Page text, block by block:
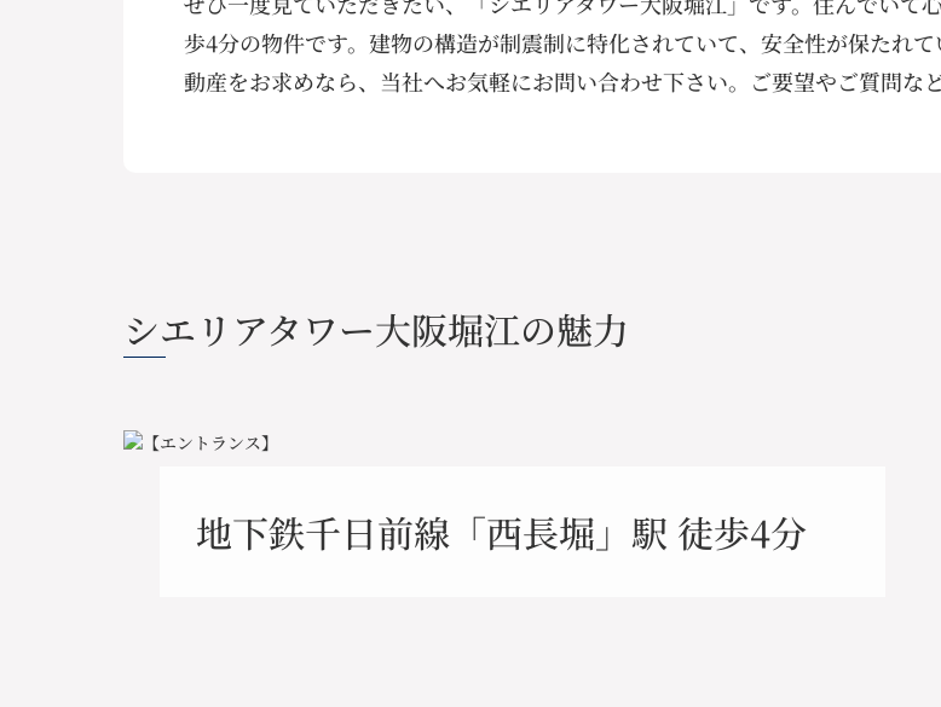
歩4分の物件です。建物の構造が制震制に特化されていて、安全性が保たれ
動産をお求めなら、当社へお気軽にお問い合わせ下さい。ご要望やご質問な
シエリアタワー大阪堀江の魅力
地下鉄千日前線「西長堀」駅 徒歩4分